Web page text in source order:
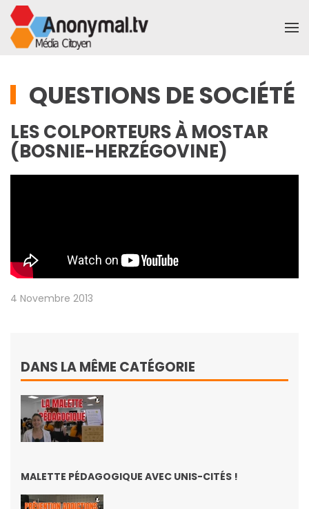
Accéder au contenu principal
QUESTIONS DE SOCIÉTÉ
LES COLPORTEURS À MOSTAR
(BOSNIE-HERZÉGOVINE)
4 Novembre 2013
DANS LA MÊME CATÉGORIE
MALETTE PÉDAGOGIQUE AVEC UNIS-CITÉS !